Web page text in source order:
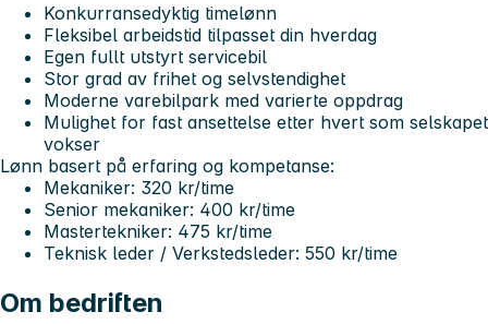
Konkurransedyktig timelønn
Fleksibel arbeidstid tilpasset din hverdag
Egen fullt utstyrt servicebil
Stor grad av frihet og selvstendighet
Moderne varebilpark med varierte oppdrag
Mulighet for fast ansettelse etter hvert som selskapet
vokser
Lønn basert på erfaring og kompetanse:
Mekaniker: 320 kr/time
Senior mekaniker: 400 kr/time
Mastertekniker: 475 kr/time
Teknisk leder / Verkstedsleder: 550 kr/time
Om bedriften